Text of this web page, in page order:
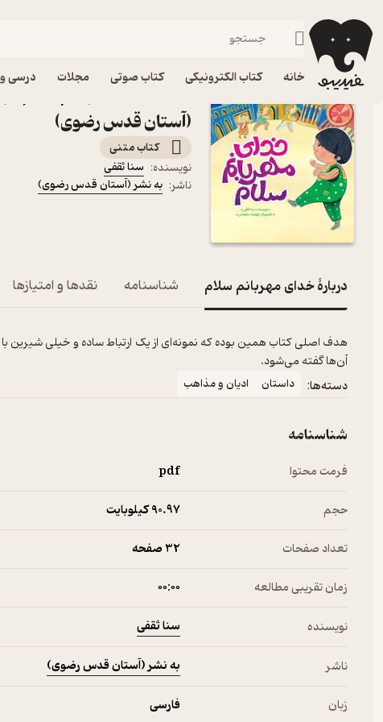
خانه کتاب الکترونیکی کتاب صوتی مجلات درسی
فیدیبو کتاب الکترونیکی
(آستان قدس رضوی)
کتاب متنی
نویسنده: سنا ثقفی
ناشر: به نشر (آستان قدس رضوی)
دربارۀ خدای مهربانم سلام شناسنامه نقدها و امتیازها
هدف اصلی کتاب همین بوده که نمونه‌ای از یک ارتباط ساده و خیلی شیرین
آن‌ها گفته می‌شود.
دسته‌ها: داستان ادیان و مذاهب
شناسنامه
فرمت محتوا pdf
حجم 90.۹۷ کیلوبایت
تعداد صفحات 32 صفحه
زمان تقریبی مطالعه ۰۰:۰۰
نویسنده سنا ثقفی
ناشر به نشر (آستان قدس رضوی)
زبان فارسی